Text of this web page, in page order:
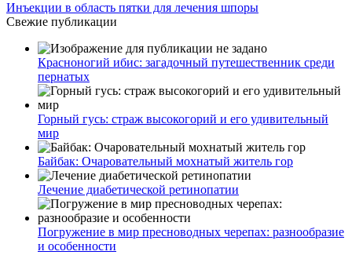
Инъекции в область пятки для лечения шпоры
Свежие публикации
Красноногий ибис: загадочный путешественник среди
пернатых
Горный гусь: страж высокогорий и его удивительный
мир
Байбак: Очаровательный мохнатый житель гор
Лечение диабетической ретинопатии
Погружение в мир пресноводных черепах: разнообразие
и особенности